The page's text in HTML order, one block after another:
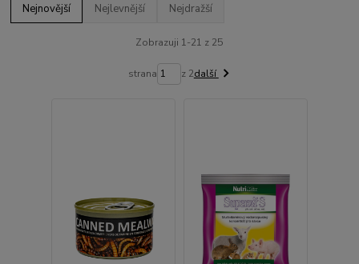
Nejnovější Nejlevnější Nejdražší
Zobrazuji 1-21 z 25
strana z 2další